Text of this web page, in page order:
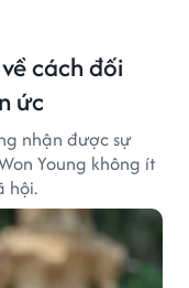
cách đối
ức
nhận được sự
Young không ít
hội.